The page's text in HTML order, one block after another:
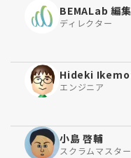
BEMALab 編
ディレクター
Hideki
エンジニア
小島 啓輔
スクラムマスター